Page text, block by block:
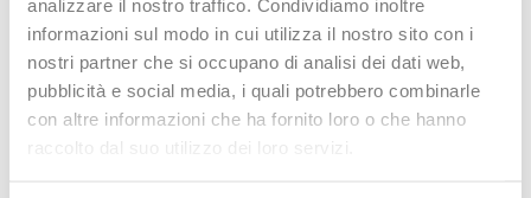
analizzare il nostro traffico. Condividiamo inoltre
informazioni sul modo in cui utilizza il nostro sito con i
nostri partner che si occupano di analisi dei dati web,
pubblicità e social media, i quali potrebbero combinarle
con altre informazioni che ha fornito loro o che hanno
raccolto dal suo utilizzo dei loro servizi.
sweet spot ottimizzatoassicuraprecisione costanteanche
nei colpi decentrati, mentre latexture Spin Effectpermette di
generareeffetti con facilità
. Il risultato è una racchetta che
risponde perfettamente alle esigenze dei giocatori moderni: